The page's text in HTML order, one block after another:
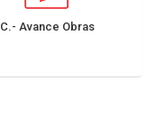
C.- Avance Obras